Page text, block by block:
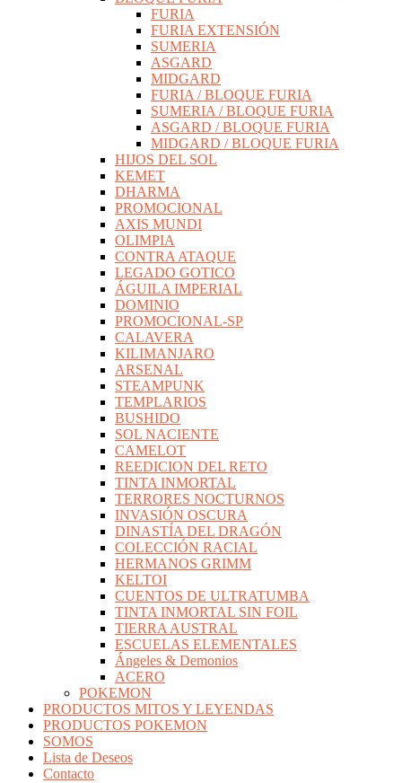
FURIA
FURIA EXTENSIÓN
SUMERIA
ASGARD
MIDGARD
FURIA / BLOQUE FURIA
SUMERIA / BLOQUE FURIA
ASGARD / BLOQUE FURIA
MIDGARD / BLOQUE FURIA
HIJOS DEL SOL
KEMET
DHARMA
PROMOCIONAL
AXIS MUNDI
OLIMPIA
CONTRA ATAQUE
LEGADO GOTICO
ÁGUILA IMPERIAL
DOMINIO
PROMOCIONAL-SP
CALAVERA
KILIMANJARO
ARSENAL
STEAMPUNK
TEMPLARIOS
BUSHIDO
SOL NACIENTE
CAMELOT
REEDICION DEL RETO
TINTA INMORTAL
TERRORES NOCTURNOS
INVASIÓN OSCURA
DINASTÍA DEL DRAGÓN
COLECCIÓN RACIAL
HERMANOS GRIMM
KELTOI
CUENTOS DE ULTRATUMBA
TINTA INMORTAL SIN FOIL
TIERRA AUSTRAL
ESCUELAS ELEMENTALES
Ángeles & Demonios
ACERO
POKEMON
PRODUCTOS MITOS Y LEYENDAS
PRODUCTOS POKEMON
SOMOS
Lista de Deseos
Contacto